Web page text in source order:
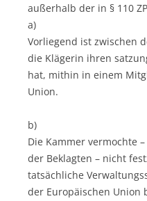
außerhalb der in § 110
a)
Vorliegend ist zwischen
die Klägerin ihren
hat, mithin in einem
Union.
b)
Die Kammer vermochte
der Beklagten – nicht
tatsächliche
der Europäischen Union